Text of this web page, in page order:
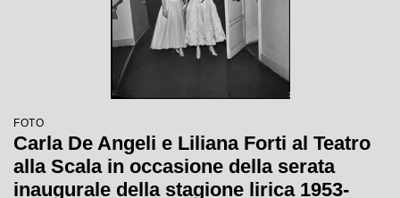
FOTO
Carla De Angeli e Liliana Forti al Teatro
alla Scala in occasione della serata
inaugurale della stagione lirica 1953-